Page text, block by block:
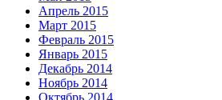
Апрель 2015
Март 2015
Февраль 2015
Январь 2015
Декабрь 2014
Ноябрь 2014
Октябрь 2014